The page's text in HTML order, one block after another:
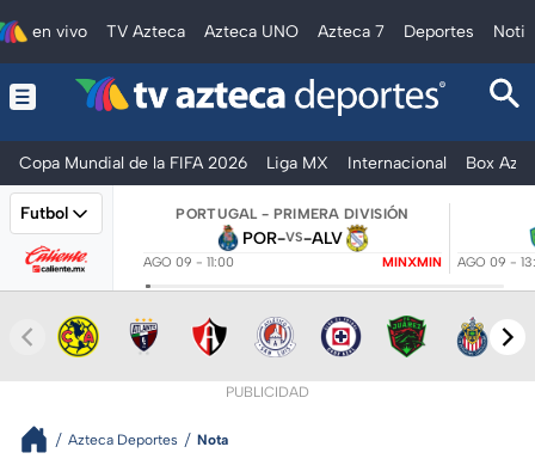
en vivo TV Azteca Azteca UNO Azteca 7 Deportes
Copa Mundial de la FIFA 2026 Liga MX Internacional Box
Futbol PORTUGAL - PRIMERA DIVISIÓN
POR-VS-ALV
AGO 09 - 11:00 MINXMIN AGO 09 -
PUBLICIDAD
Azteca Deportes Nota